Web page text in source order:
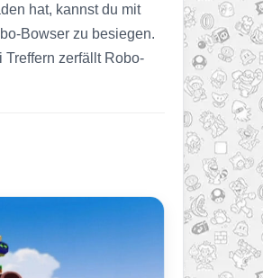
hat, kannst du mit
Bowser zu besiegen.
zerfällt Robo-